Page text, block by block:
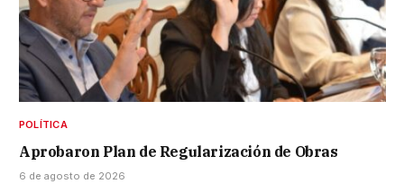
POLÍTICA
Aprobaron Plan de Regularización de Obras
6 de agosto de 2026